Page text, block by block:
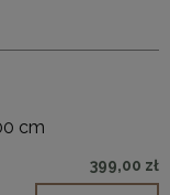
cm
399,00 zł